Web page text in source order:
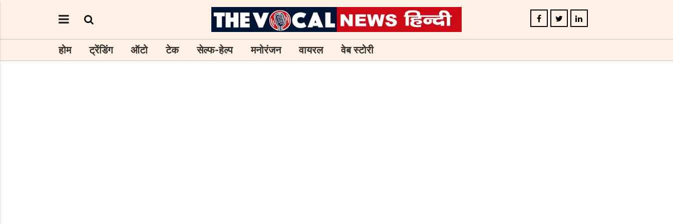
होम ट्रेंडिंग ऑटो टेक सेल्फ-हेल्प मनोरंजन वायरल वेब स्टोरी